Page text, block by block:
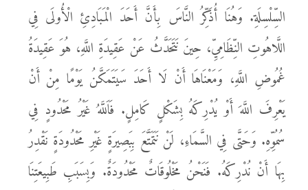
السِّلْسِلَةِ. وَهُنَا أُذَكِّرُ النَّاسَ بِأَنَّ أَحَدَ الْمَبَادِئِ الْأُولَى فِي
اللَّاهُوتِ النِّظَامِيِّ، حِينَ نَتَحَدَّثُ عَنْ عَقِيدَةِ اللَّهِ، هُوَ عَقِيدَةُ
غُمُوضِ اللَّهِ، وَمَعْنَاهَا أَنْ لَا أَحَدَ سَيَتَمَكَّنُ يَوْمًا مِنْ أَنْ
يَعْرِفَ اللَّهَ أَوْ يُدْرِكَهُ بِشَكْلٍ كَامِلٍ. فَاَللَّهُ غَيْرُ مَحْدُودٍ فِي
سُمُوِّهِ. وَحَتَّى فِي السَّمَاءِ، لَنْ نَتَمَتَّعَ بِبَصِيرَةٍ غَيْرِ مَحْدُودَةٍ نَقْدِرُ
بِهَا أَنْ نُدْرِكَهُ. فَنَحْنُ مَخْلُوقَاتٌ مَحْدُودَةٌ. وَبِسَبَبِ طَبِيعَتِنَا